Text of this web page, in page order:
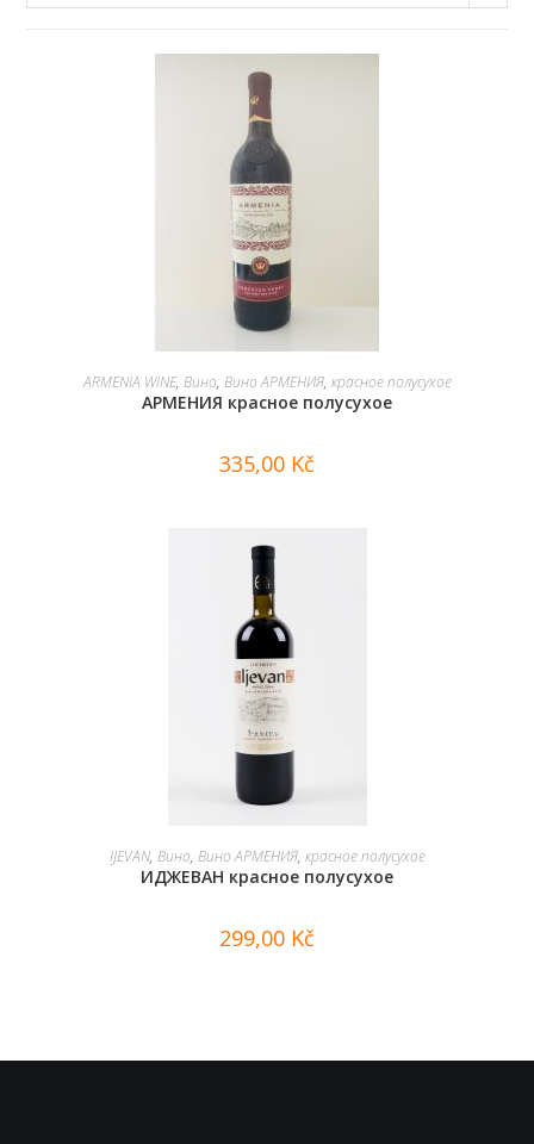
В КОРЗИНУ
ARMENIA WINE, Вино, Вино АРМЕНИЯ, красное полусухое
АРМЕНИЯ красное полусухое
335,00 Kč
В КОРЗИНУ
IJEVAN, Вино, Вино АРМЕНИЯ, красное полусухое
ИДЖЕВАН красное полусухое
299,00 Kč